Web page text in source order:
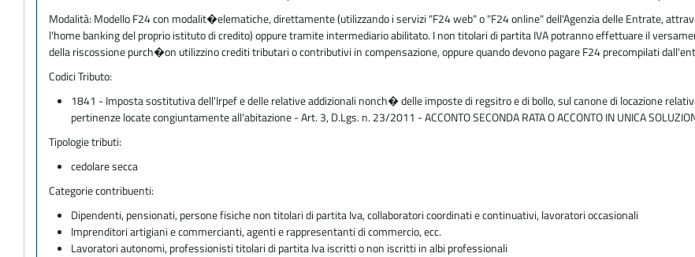
Modalità: Modello F24 con modalit�elematiche, direttamente (utilizzando i servizi "F24 web" o "F24 online" dell'Agenzia delle Entrate,
l'home banking del proprio istituto di credito) oppure tramite intermediario abilitato. I non titolari di partita IVA potranno effettuare il
della riscossione purch�on utilizzino crediti tributari o contributivi in compensazione, oppure quando devono pagare F24 precompilati
Codici Tributo:
1841 - Imposta sostitutiva dell'Irpef e delle relative addizionali nonch� delle imposte di regsitro e di bollo, sul canone di locazione
pertinenze locate congiuntamente all'abitazione - Art. 3, D.Lgs. n. 23/2011 - ACCONTO SECONDA RATA O ACCONTO IN UNICA
Tipologie tributi:
cedolare secca
Categorie contribuenti:
Dipendenti, pensionati, persone fisiche non titolari di partita Iva, collaboratori coordinati e continuativi, lavoratori occasionali
Imprenditori artigiani e commercianti, agenti e rappresentanti di commercio, ecc.
Lavoratori autonomi, professionisti titolari di partita Iva iscritti o non iscritti in albi professionali